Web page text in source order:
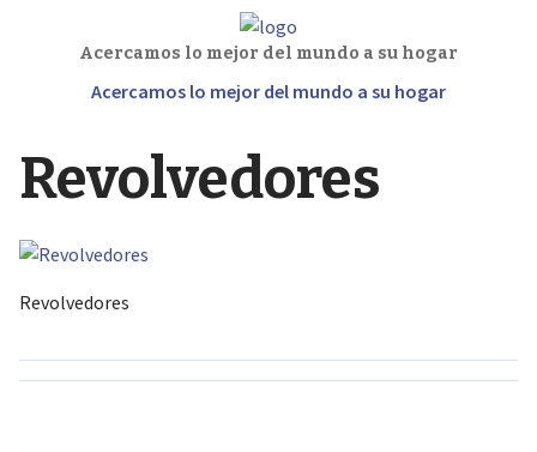
Acercamos lo mejor del mundo a su hogar
Acercamos lo mejor del mundo a su hogar
Revolvedores
Revolvedores